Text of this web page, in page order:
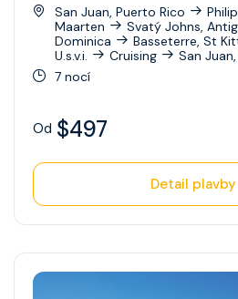
San Juan, Puerto Rico
Maarten
Svatý Johns,
Dominica
Basseterre, St
U.s.v.i.
Cruising
San
7 nocí
Od $497
Detail plavby